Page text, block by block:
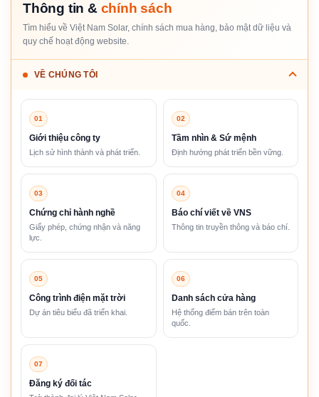
Thông tin & chính sách
Tìm hiểu về Việt Nam Solar, chính sách mua hàng, bảo mật dữ liệu và
quy chế hoạt động website.
VỀ CHÚNG TÔI
01
Giới thiệu công ty
Lịch sử hình thành và phát triển.
02
Tầm nhìn & Sứ mệnh
Định hướng phát triển bền vững.
03
Chứng chỉ hành nghề
Giấy phép, chứng nhận và năng
lực.
04
Báo chí viết về VNS
Thông tin truyền thông và báo chí.
05
Công trình điện mặt trời
Dự án tiêu biểu đã triển khai.
06
Danh sách cửa hàng
Hệ thống điểm bán trên toàn
quốc.
07
Đăng ký đối tác